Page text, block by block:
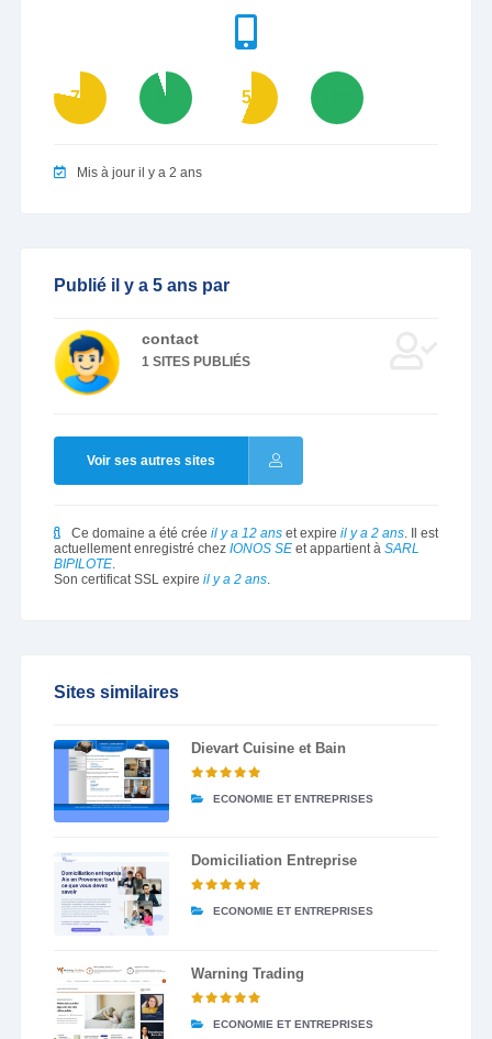
78 95 56
Mis à jour il y a 2 ans
Publié il y a 5 ans par
contact
1 SITES PUBLIÉS
Voir ses autres sites
Ce domaine a été crée il y a 12 anset expire il y a 2 ans. Il est
actuellement enregistré chez IONOS SEet appartient à SARL
BIPILOTE.
Son certificat SSL expire il y a 2 ans.
Sites similaires
Dievart Cuisine et Bain
ECONOMIE ET ENTREPRISES
Domiciliation Entreprise
ECONOMIE ET ENTREPRISES
Warning Trading
ECONOMIE ET ENTREPRISES